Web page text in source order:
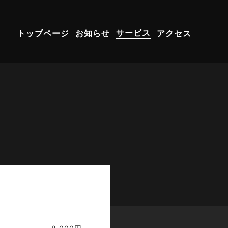
トップページ お知らせ サービス アクセス